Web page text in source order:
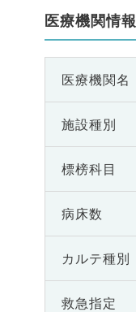
医療機関情報
医療機関名
施設種別
標榜科目
病床数
カルテ種別
救急指定